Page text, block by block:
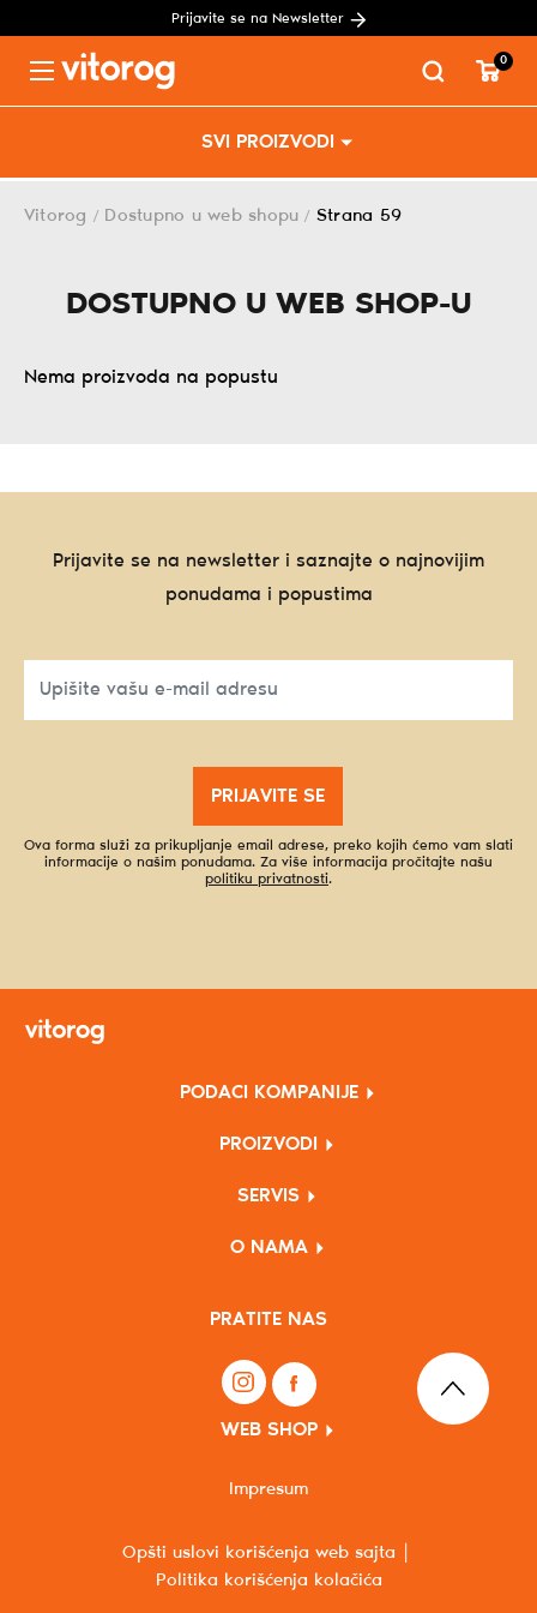
Prijavite se na Newsletter
SVI PROIZVODI
0
Vitorog / Dostupno u web shopu / Strana 59
DOSTUPNO U WEB SHOP-U
Nema proizvoda na popustu
Prijavite se na newsletter i saznajte o najnovijim
ponudama i popustima
PRIJAVITE SE
Ova forma služi za prikupljanje email adrese, preko kojih ćemo vam slati
informacije o našim ponudama. Za više informacija pročitajte našu
politiku privatnosti.
PODACI KOMPANIJE
PROIZVODI
SERVIS
O NAMA
PRATITE NAS
WEB SHOP
Opšti uslovi korišćenja web sajta
Politika korišćenja kolačića
Impresum